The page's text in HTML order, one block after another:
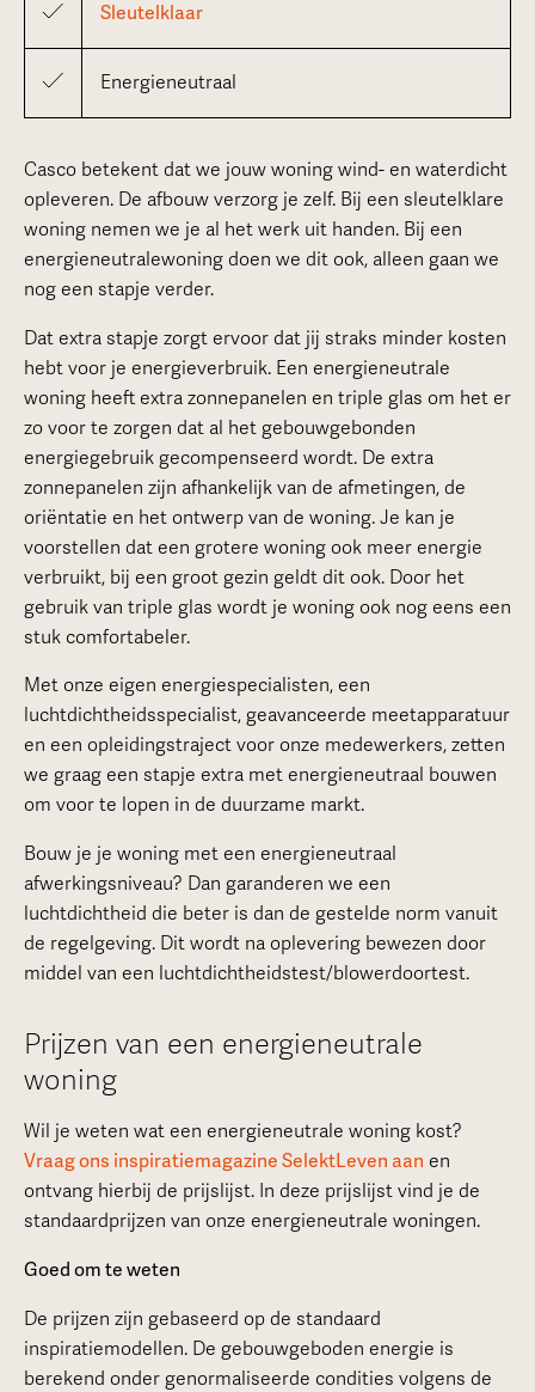
Sleutelklaar
Energieneutraal
Casco betekent dat we jouw woning wind- en waterdicht
opleveren. De afbouw verzorg je zelf. Bij een sleutelklare
woning nemen we je al het werk uit handen. Bij een
energieneutralewoning doen we dit ook, alleen gaan we
nog een stapje verder.
Dat extra stapje zorgt ervoor dat jij straks minder kosten
hebt voor je energieverbruik. Een energieneutrale
woning heeft extra zonnepanelen en triple glas om het er
zo voor te zorgen dat al het gebouwgebonden
energiegebruik gecompenseerd wordt. De extra
zonnepanelen zijn afhankelijk van de afmetingen, de
oriëntatie en het ontwerp van de woning. Je kan je
voorstellen dat een grotere woning ook meer energie
verbruikt, bij een groot gezin geldt dit ook. Door het
gebruik van triple glas wordt je woning ook nog eens een
stuk comfortabeler.
Met onze eigen energiespecialisten, een
luchtdichtheidsspecialist, geavanceerde meetapparatuur
en een opleidingstraject voor onze medewerkers, zetten
we graag een stapje extra met energieneutraal bouwen
om voor te lopen in de duurzame markt.
Bouw je je woning met een energieneutraal
afwerkingsniveau? Dan garanderen we een
luchtdichtheid die beter is dan de gestelde norm vanuit
de regelgeving. Dit wordt na oplevering bewezen door
middel van een luchtdichtheidstest/blowerdoortest.
Prijzen van een energieneutrale
woning
Wil je weten wat een energieneutrale woning kost?
Vraag ons inspiratiemagazine SelektLeven aan en
ontvang hierbij de prijslijst. In deze prijslijst vind je de
standaardprijzen van onze energieneutrale woningen.
Goed om te weten
De prijzen zijn gebaseerd op de standaard
inspiratiemodellen. De gebouwgeboden energie is
berekend onder genormaliseerde condities volgens de